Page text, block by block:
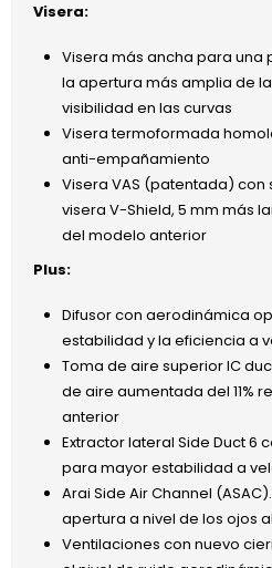
Visera:
Visera más ancha para una
la apertura más amplia de
visibilidad en las curvas
Visera termoformada
anti-empañamiento
Visera VAS (patentada)
visera V-Shield, 5 mm más
del modelo anterior
Plus:
Difusor con aerodinámica
estabilidad y la eficiencia a
Toma de aire superior IC
de aire aumentada del 11%
anterior
Extractor lateral Side Duct 6
para mayor estabilidad a
Arai Side Air Channel
apertura a nivel de los ojos
Ventilaciones con nuevo